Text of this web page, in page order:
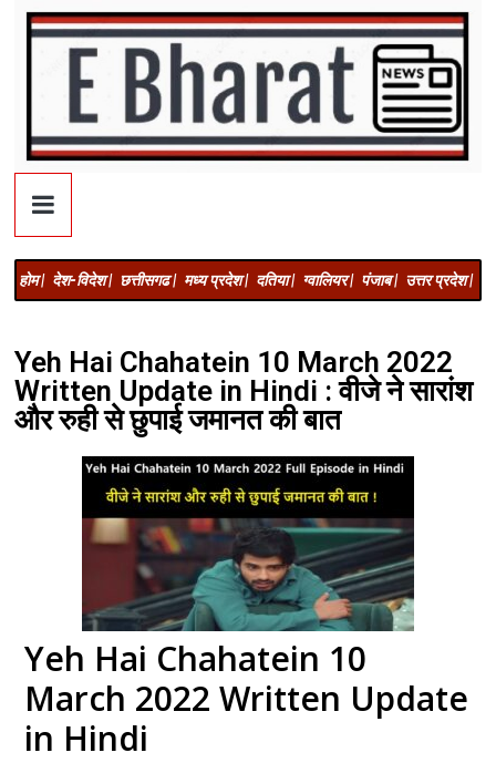
होम | देश-विदेश | छत्तीसगढ | मध्य प्रदेश | दतिया | ग्वालियर | पंजाब | उत्तर प्रदेश |
Yeh Hai Chahatein 10 March 2022
Written Update in Hindi : वीजे ने सारांश
और रुही से छुपाई जमानत की बात
Yeh Hai Chahatein 10
March 2022 Written Update
in Hindi